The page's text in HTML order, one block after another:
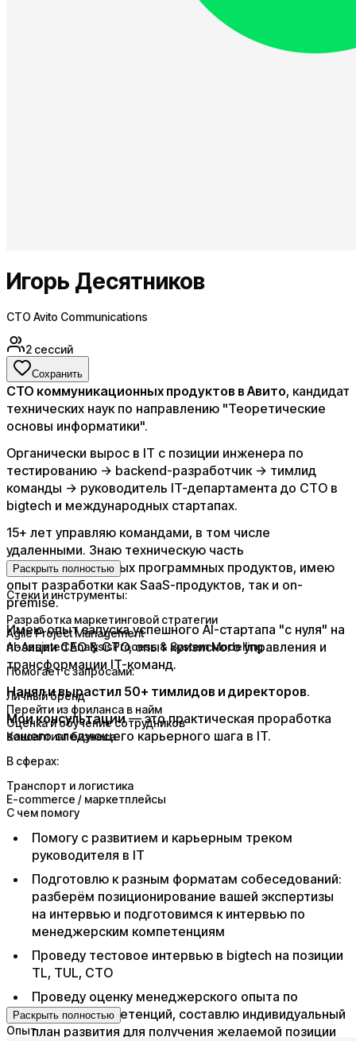
Игорь Десятников
CTO Avito Communications
2 сессий
Сохранить
СТО коммуникационных продуктов в Авито, кандидат
технических наук по направлению "Теоретические
основы информатики".
Органически вырос в IT с позиции инженера по
тестированию -> backend-разработчик -> тимлид
команды -> руководитель IT-департамента до CTO в
bigtech и международных стартапах.
15+ лет управляю командами, в том числе
удаленными. Знаю техническую часть
высоконагруженных программных продуктов, имею
опыт разработки как SaaS-продуктов, так и on-
premise.
Имею опыт запуска успешного AI-стартапа "с нуля" на
позиции CEO & CTO, опыт кризисного управления и
трансформации IT-команд.
Нанял и вырастил 50+ тимлидов и директоров.
Мои консультации— это практическая проработка
вашего следующего карьерного шага в IT.
Раскрыть полностью
Стеки и инструменты:
Разработка маркетинговой стратегии
Agile Project Management
AI-Assisted AnalysisProcess & System Modelling
Помогает с запросами:
Личный бренд
Перейти из фриланса в найм
Оценка и обучение сотрудников
Консалтинг бизнеса
В сферах:
Транспорт и логистика
E-commerce / маркетплейсы
С чем помогу
Помогу с развитием и карьерным треком
руководителя в IT
Подготовлю к разным форматам собеседований:
разберём позиционирование вашей экспертизы
на интервью и подготовимся к интервью по
менеджерским компетенциям
Проведу тестовое интервью в bigtech на позиции
TL, TUL, CTO
Проведу оценку менеджерского опыта по
матрице компетенций, составлю индивидуальный
план развития для получения желаемой позиции
Раскрыть полностью
Опыт